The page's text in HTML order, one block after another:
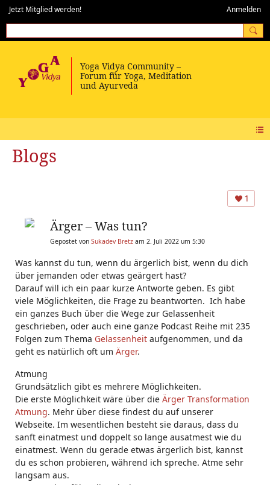
Jetzt Mitglied werden! Anmelden
Blogs
1
Ärger – Was tun?
Gepostet von Sukadev Bretz am 2. Juli 2022 um 5:30
Was kannst du tun, wenn du ärgerlich bist, wenn du dich
über jemanden oder etwas geärgert hast?
Darauf will ich ein paar kurze Antworte geben. Es gibt
viele Möglichkeiten, die Frage zu beantworten. Ich habe
ein ganzes Buch über die Wege zur Gelassenheit
geschrieben, oder auch eine ganze Podcast Reihe mit 235
Folgen zum Thema Gelassenheit aufgenommen, und da
geht es natürlich oft um Ärger.
Atmung
Grundsätzlich gibt es mehrere Möglichkeiten.
Die erste Möglichkeit wäre über die Ärger Transformation
Atmung. Mehr über diese findest du auf unserer
Webseite. Im wesentlichen besteht sie daraus, dass du
sanft einatmest und doppelt so lange ausatmest wie du
einatmest. Wenn du gerade etwas ärgerlich bist, kannst
du es schon probieren, während ich spreche. Atme sehr
langsam aus.